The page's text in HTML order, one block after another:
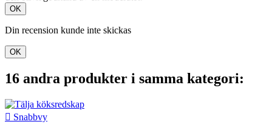
OK
Din recension kunde inte skickas
OK
16 andra produkter i samma kategori:
 Snabbvy